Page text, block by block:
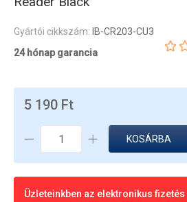
Gyártói cikkszám: IB-CR203-CU3
24 hónap garancia
5 190 Ft
KOSÁRBA
Üzleteinkben az elektronikus